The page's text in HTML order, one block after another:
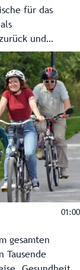
für das
und
durch den
Stationen dieser
bis zum
D. - gibt es im
01:00
gesamten
Tausende